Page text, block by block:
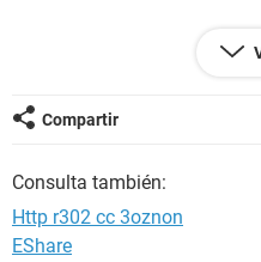
Compartir
Consulta también:
Http r302 cc 3oznon
EShare